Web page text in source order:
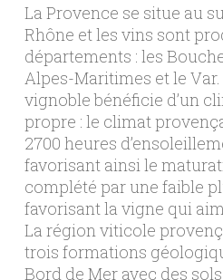
La Provence se situe au
Rhône et les vins sont
départements : les
Alpes-Maritimes et le Var.
vignoble bénéficie d’un
propre : le climat
2700 heures
favorisant ainsi le
complété par une faible
favorisant la vigne qui
La région viticole
trois formations
Bord de Mer avec des